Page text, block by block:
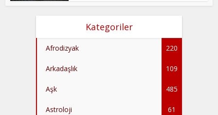
Kategoriler
Afrodizyak 220
Arkadaşlık 109
Aşk 485
Astroloji 61